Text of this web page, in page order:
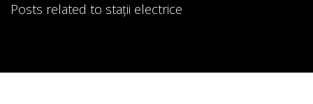
Posts related to stații electrice